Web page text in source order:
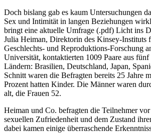
Doch bislang gab es kaum Untersuchungen
Sex und Intimität in langen Beziehungen
bringt eine aktuelle Umfrage (.pdf) Licht ins
Julia Heiman, Direktorin des Kinsey-Instituts
Geschlechts- und Reproduktions-Forschung
Universität, kontaktierten 1009 Paare aus fünf
Ländern: Brasilien, Deutschland, Japan,
Schnitt waren die Befragten bereits 25 Jahre
Prozent hatten Kinder. Die Männer waren
alt, die Frauen 52.
Heiman und Co. befragten die Teilnehmer
sexuellen Zufriedenheit und dem Zustand
dabei kamen einige überraschende